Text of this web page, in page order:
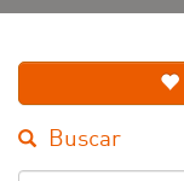
Buscar